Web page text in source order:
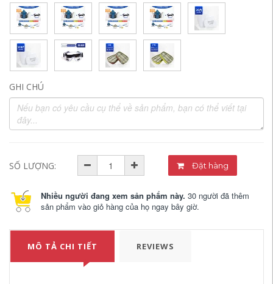
GHI CHÚ
SỐ LƯỢNG: Đặt hàng
Nhiều người đang xem sản phẩm này. 30 người đã thêm
sản phẩm vào giỏ hàng của họ ngay bây giờ.
MÔ TẢ CHI TIẾT REVIEWS